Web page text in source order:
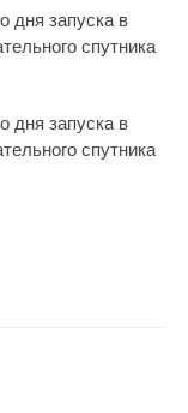
дня запуска в
спутника
дня запуска в
спутника